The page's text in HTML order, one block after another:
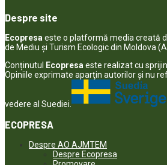
Despre site
Ecopresa este o platformă media creată
de Mediu și Turism Ecologic din Moldova
Conținutul
Ecopresa este realizat cu
Opiniile exprimate aparţin autorilor şi nu
vedere al Suediei.
ECOPRESA
Despre AO AJMTEM
Despre Ecopresa